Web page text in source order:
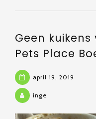
Geen
Pets Place
april 19, 2019
inge